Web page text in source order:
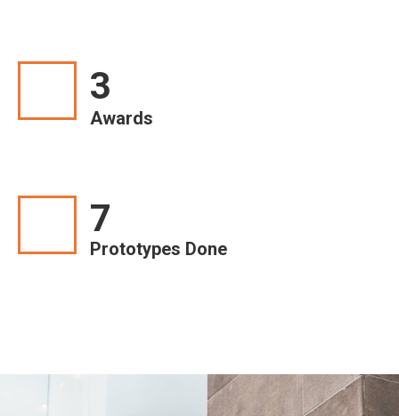
3
Awards
7
Prototypes Done